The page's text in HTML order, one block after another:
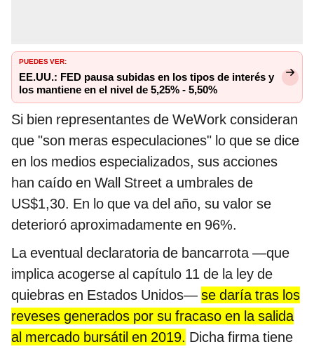
PUEDES VER:
EE.UU.: FED pausa subidas en los tipos de interés y
los mantiene en el nivel de 5,25% - 5,50%
Si bien representantes de WeWork consideran
que "son meras especulaciones" lo que se dice
en los medios especializados, sus acciones
han caído en Wall Street a umbrales de
US$1,30. En lo que va del año, su valor se
deterioró aproximadamente en 96%.
La eventual declaratoria de bancarrota —que
implica acogerse al capítulo 11 de la ley de
quiebras en Estados Unidos— se daría tras los
reveses generados por su fracaso en la salida
al mercado bursátil en 2019. Dicha firma tiene